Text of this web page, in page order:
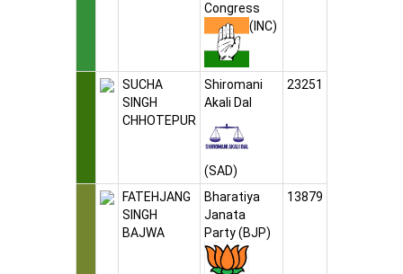
Congress
(INC)
SUCHA
SINGH
CHHOTEPUR
Shiromani
Akali Dal
(SAD)
23251
FATEHJANG
SINGH
BAJWA
Bharatiya
Janata
Party(BJP)
13879